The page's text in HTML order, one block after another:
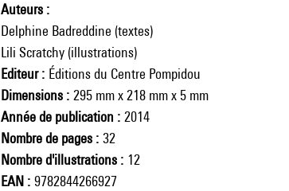
Auteurs
Delphine Badreddine (textes)
Lili Scratchy (illustrations)
Editeur
Éditions du Centre Pompidou
Dimensions
295 mm x 218 mm x 5 mm
Année de publication
2014
Nombre de pages
32
Nombre d'illustrations
12
EAN
9782844266927